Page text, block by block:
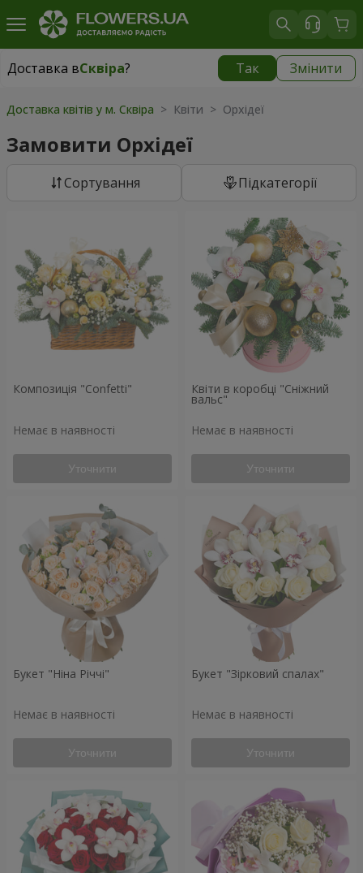
Доставка вСквіра? Так Змінити
Доставка вСквіра|
Доставка квітів у м. Сквіра > Квіти > Орхідеї
Замовити Орхідеї
Сортування Підкатегорії
Композиція "Confetti"
Немає в наявності
Уточнити
Квіти в коробці "Сніжний
вальс"
Немає в наявності
Уточнити
Букет "Ніна Річчі"
Немає в наявності
Уточнити
Букет "Зірковий спалах"
Немає в наявності
Уточнити